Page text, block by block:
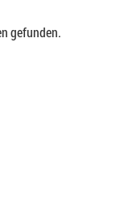
gefunden.